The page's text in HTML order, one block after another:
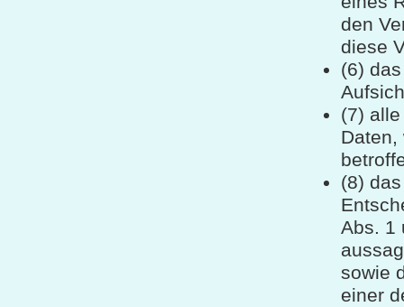
den
diese
(6)
(7)
Daten,
(8)
Abs. 1
sowie
einer